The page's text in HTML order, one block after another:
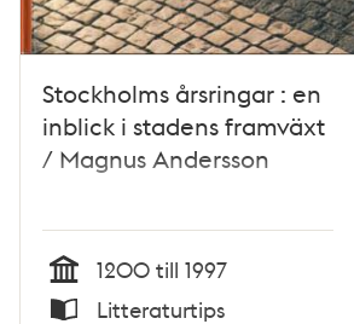
Stockholms årsringar : en
inblick i stadens framväxt
/ Magnus Andersson
Tid
1200 till 1997
Litteraturtips